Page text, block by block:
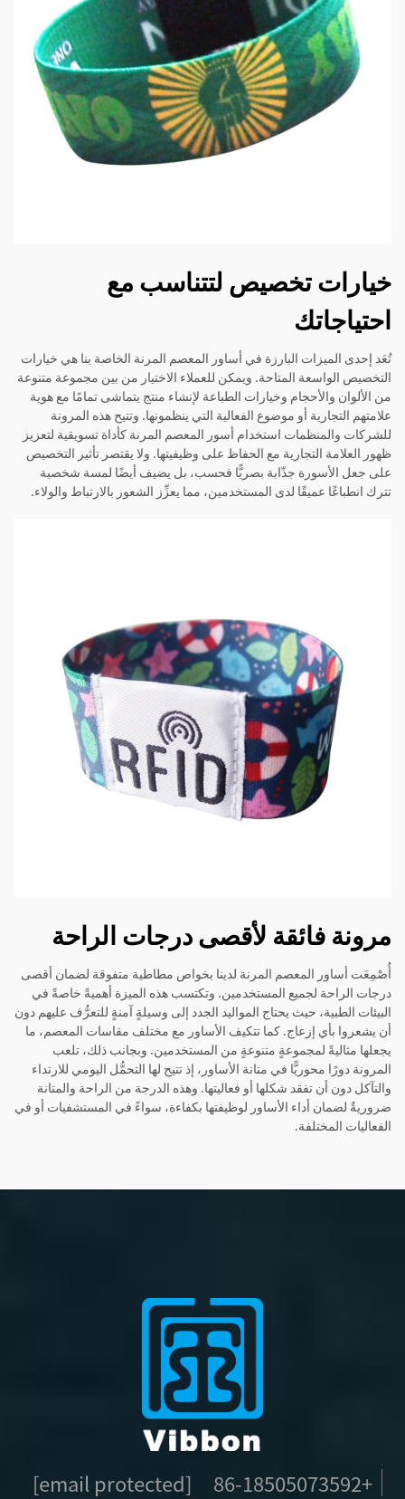
خيارات تخصيص لتتناسب مع
احتياجاتك
تُعَد إحدى الميزات البارزة في أساور المعصم المرنة الخاصة بنا هي خيارات
التخصيص الواسعة المتاحة. ويمكن للعملاء الاختيار من بين مجموعة متنوعة
من الألوان والأحجام وخيارات الطباعة لإنشاء منتج يتماشى تمامًا مع هوية
علامتهم التجارية أو موضوع الفعالية التي ينظمونها. وتتيح هذه المرونة
للشركات والمنظمات استخدام أسور المعصم المرنة كأداة تسويقية لتعزيز
ظهور العلامة التجارية مع الحفاظ على وظيفيتها. ولا يقتصر تأثير التخصيص
على جعل الأسورة جذّابة بصريًّا فحسب، بل يضيف أيضًا لمسة شخصية
تترك انطباعًا عميقًا لدى المستخدمين، مما يعزِّز الشعور بالارتباط والولاء.
مرونة فائقة لأقصى درجات الراحة
أُصْمِعَت أساور المعصم المرنة لدينا بخواص مطاطية متفوقة لضمان أقصى
درجات الراحة لجميع المستخدمين. وتكتسب هذه الميزة أهميةً خاصةً في
البيئات الطبية، حيث يحتاج المواليد الجدد إلى وسيلةٍ آمنةٍ للتعرُّف عليهم دون
أن يشعروا بأي إزعاج. كما تتكيف الأساور مع مختلف مقاسات المعصم، ما
يجعلها مثاليةً لمجموعةٍ متنوعةٍ من المستخدمين. وبجانب ذلك، تلعب
المرونة دورًا محوريًّا في متانة الأساور، إذ تتيح لها التحمُّل اليومي للارتداء
والتآكل دون أن تفقد شكلها أو فعاليتها. وهذه الدرجة من الراحة والمتانة
ضروريةٌ لضمان أداء الأساور لوظيفتها بكفاءة، سواءً في المستشفيات أو في
الفعاليات المختلفة.
+86-18505073592
[email protected]